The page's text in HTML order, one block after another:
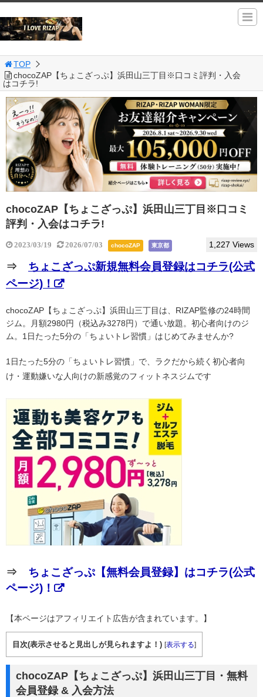
TOP
chocoZAP【ちょこざっぷ】浜田山三丁目※口コミ評判・入会
はコチラ!
chocoZAP【ちょこざっぷ】浜田山三丁目※口コミ
評判・入会はコチラ!
2023/03/19 2026/07/03 chocoZAP 東京都 1,227 Views
⇒ ちょこざっぷ新規無料会員登録はコチラ(公式
ページ)！
chocoZAP【ちょこざっぷ】浜田山三丁目は、RIZAP監修の24時間
ジム。月額2980円（税込み3278円）で通い放題。初心者向けのジ
ム。1日たった5分の「ちょいトレ習慣」はじめてみませんか?
1日たった5分の「ちょいトレ習慣」で、ラクだから続く初心者向
け・運動嫌いな人向けの新感覚のフィットネスジムです
⇒ ちょこざっぷ【無料会員登録】はコチラ(公式
ページ)！
【本ページはアフィリエイト広告が含まれています。】
目次(表示させると見出しが見られますよ！) [表示する]
chocoZAP【ちょこざっぷ】浜田山三丁目・無料
会員登録 & 入会方法